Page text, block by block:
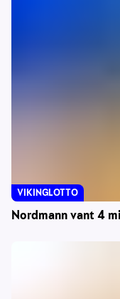
Nordmann vant 4
VIKINGLOTTO